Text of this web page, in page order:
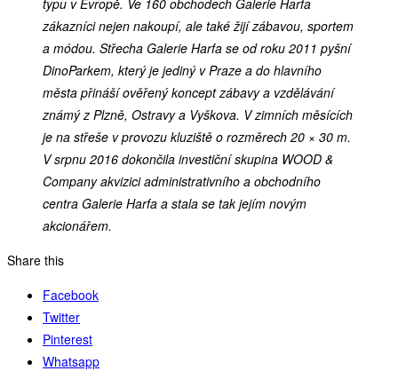
zákazníci nejen nakoupí, ale také žijí zábavou, sportem
a módou. Střecha Galerie Harfa se od roku 2011 pyšní
DinoParkem, který je jediný v Praze a do hlavního
města přináší ověřený koncept zábavy a vzdělávání
známý z Plzně, Ostravy a Vyškova. V zimních měsících
je na střeše v provozu kluziště o rozměrech 20 × 30 m.
V srpnu 2016 dokončila investiční skupina WOOD &
Company akvizici administrativního a obchodního
centra Galerie Harfa a stala se tak jejím novým
akcionářem.
Share this
Facebook
Twitter
Pinterest
Whatsapp